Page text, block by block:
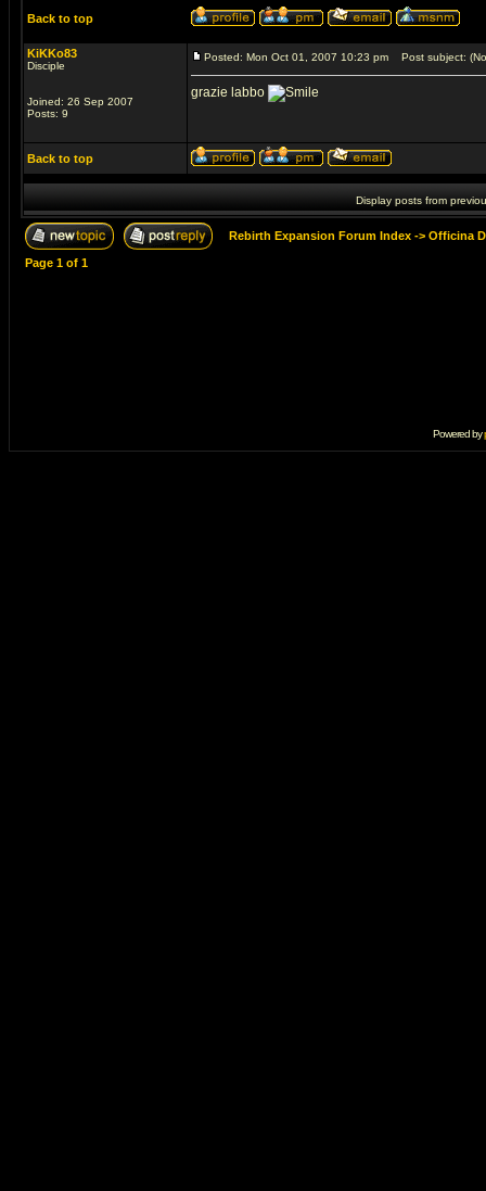
Back to top
KiKKo83
Disciple
Joined: 26 Sep 2007
Posts: 9
Posted: Mon Oct 01, 2007 10:23 pm Post subject:
grazie labbo
Back to top
Display posts from
Rebirth Expansion Forum Index -> Officina
Page 1 of 1
Powered by